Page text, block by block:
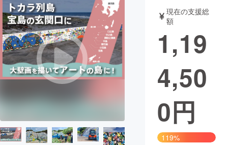
アート・写真
テクノロジー・ガジェット ゲーム・サ
映像・映画 書籍・雑誌
チャレンジ
まちづくり・地域活性化
現在の支援総
額
1,19
4,50
0円
119%